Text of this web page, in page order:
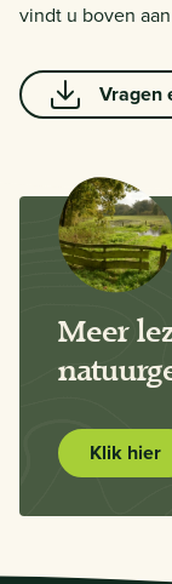
vindt u boven
Vragen
Meer
Klik hier